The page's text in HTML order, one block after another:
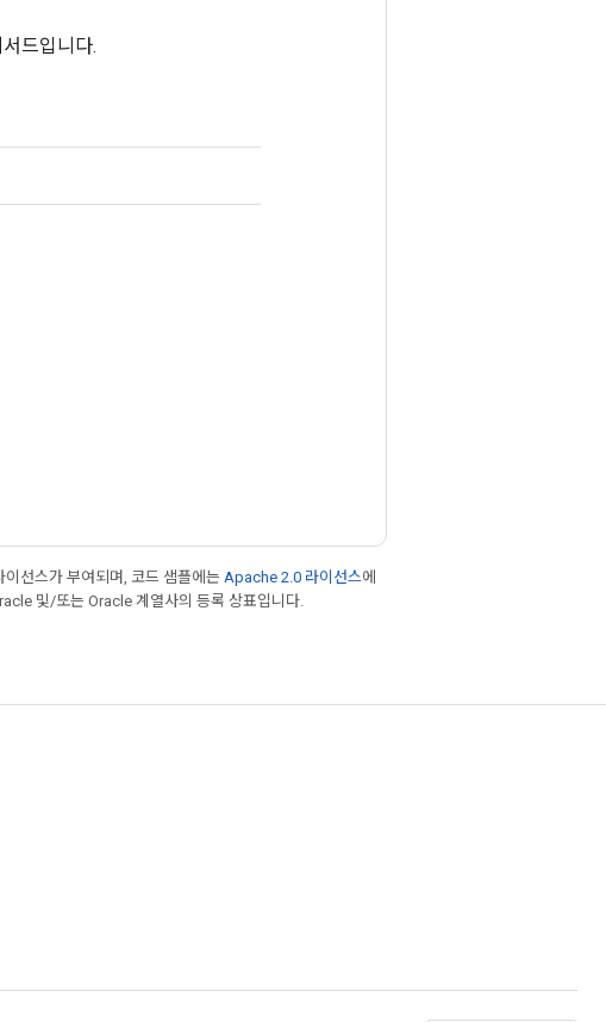
드입니다.
이선스가 부여되며, 코드 샘플에는 Apache 2.0 라이선스에
및/또는 Oracle 계열사의 등록 상표입니다.